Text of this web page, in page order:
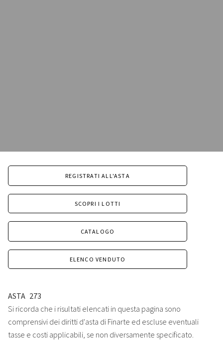
REGISTRATI ALL'ASTA
SCOPRI I LOTTI
CATALOGO
ELENCO VENDUTO
ASTA 273
Si ricorda che i risultati elencati in questa pagina sono
comprensivi dei diritti d'asta di Finarte ed escluse eventuali
tasse e costi applicabili, se non diversamente specificato.